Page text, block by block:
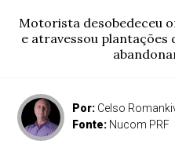
Motorista desobedeceu
e atravessou plantações
Por: Celso
Fonte: Nucom PRF